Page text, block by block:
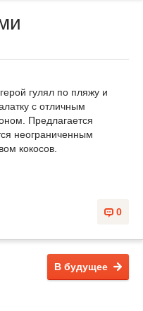
гулял по пляжу и
с отличным
Предлагается
неограниченным
кокосов.
0
В будущее